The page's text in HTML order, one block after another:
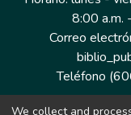
8:00 a.m.
Correo
Teléfono
We collect and